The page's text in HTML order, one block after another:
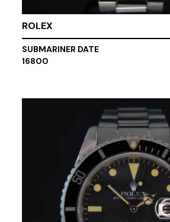
ROLEX
SUBMARINER DATE
16800